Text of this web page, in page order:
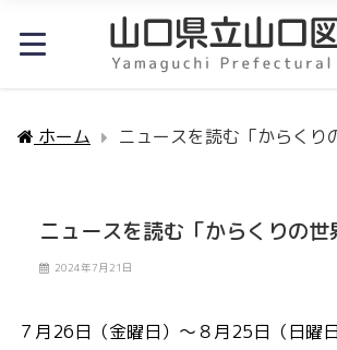
ホーム ニュースを読む「からくり
ニュースを読む「からくりの世
2024年7月21日
７月26日（金曜日）～８月25日（日曜